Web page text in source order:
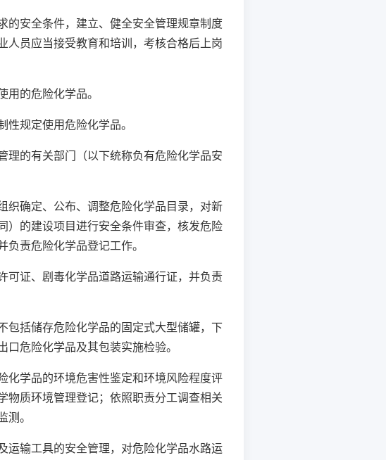
安全条件，建立、健全安全管理规章制度
人员应当接受教育和培训，考核合格后上岗
的危险化学品。
规定使用危险化学品。
的有关部门（以下统称负有危险化学品安
确定、公布、调整危险化学品目录，对新
）的建设项目进行安全条件审查，核发危险
责危险化学品登记工作。
证、剧毒化学品道路运输通行证，并负责
括储存危险化学品的固定式大型储罐，下
危险化学品及其包装实施检验。
学品的环境危害性鉴定和环境风险程度评
物质环境管理登记；依照职责分工调查相关
。
输工具的安全管理，对危险化学品水路运